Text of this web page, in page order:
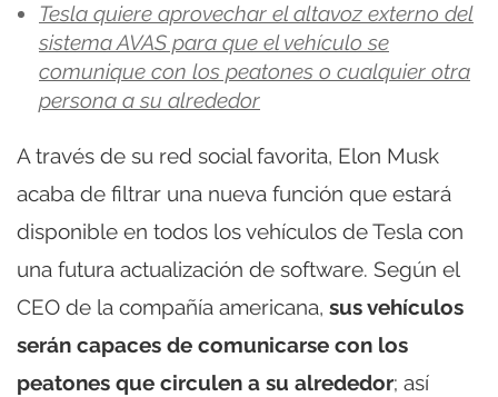
Tesla quiere aprovechar el altavoz externo del
sistema AVAS para que el vehículo se
comunique con los peatones o cualquier otra
persona a su alrededor
A través de su red social favorita, Elon Musk
acaba de filtrar una nueva función que estará
disponible en todos los vehículos de Tesla con
una futura actualización de software. Según el
CEO de la compañía americana, sus vehículos
serán capaces de comunicarse con los
peatones que circulen a su alrededor; así